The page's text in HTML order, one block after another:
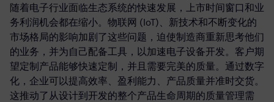
随着电子行业面临生态系统的快速发展，上市时间窗口和业
务利润机会都在缩小。物联网 (IoT)、新技术和不断变化的
市场格局的影响加剧了这些问题，迫使制造商重新思考他们
的业务，并为自己配备工具，以加速电子设备开发。客户期
望定制产品能够快速定制，并且需要完美的质量。通过数字
化，企业可以提高效率、盈利能力、产品质量并准时交货。
这推动了从设计到开发的整个产品生命周期的质量管理需